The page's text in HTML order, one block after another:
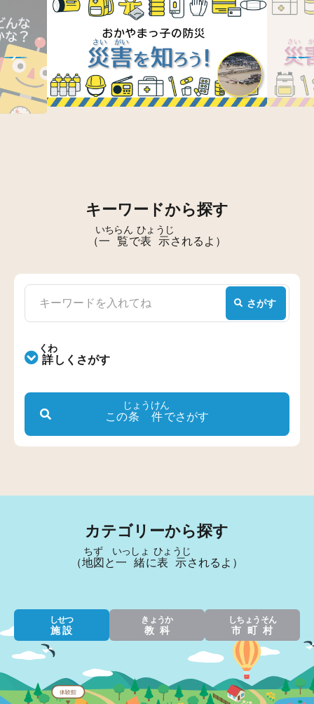
キーワードから探す
（一覧
いちらん
で表示
ひょうじ
されるよ）
さがす
詳
くわ
しくさがす
教科
：
この条件
じょうけん
でさがす
カテゴリーから探す
（地図
ちず
と一緒
いっしょ
に表示
ひょうじ
されるよ）
施設
しせつ
教科
きょうか
市町村
しちょうそん
体験館